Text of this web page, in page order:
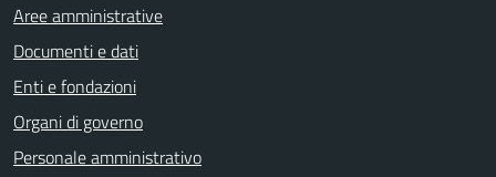
Aree amministrative
Documenti e dati
Enti e fondazioni
Organi di governo
Personale amministrativo